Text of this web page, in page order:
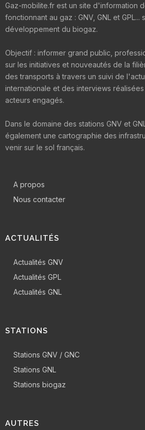
Gaz-mobilite.fr est un site d'information
fonctionnant au gaz : GNV, GNL et
développement du biogaz.
Objectif : informer grand public,
sur les initiatives et nouveautés de la
des transports à travers un suivi de
internationale et des interviews
acteurs engagés.
Dans le domaine des stations GNV et
également une cartographie des
venir sur le sol français.
A propos
Nous contacter
ACTUALITÉS
Actualités GNV
Actualités GPL
Actualités GNL
STATIONS
Stations GNV / GNC
Stations GNL
Stations biogaz
AUTRES